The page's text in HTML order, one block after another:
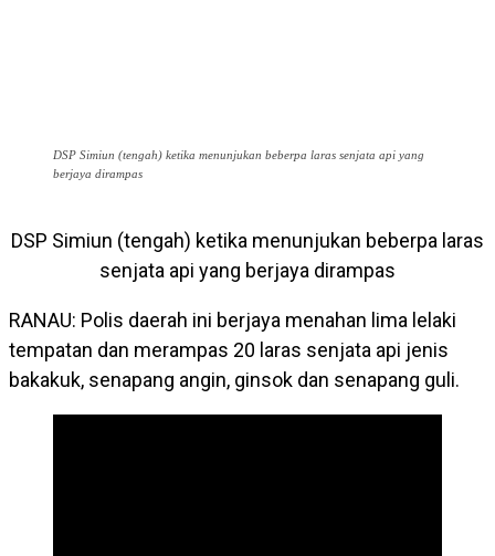
DSP Simiun (tengah) ketika menunjukan beberpa laras senjata api yang
berjaya dirampas
DSP Simiun (tengah) ketika menunjukan beberpa laras
senjata api yang berjaya dirampas
RANAU: Polis daerah ini berjaya menahan lima lelaki
tempatan dan merampas 20 laras senjata api jenis
bakakuk, senapang angin, ginsok dan senapang guli.